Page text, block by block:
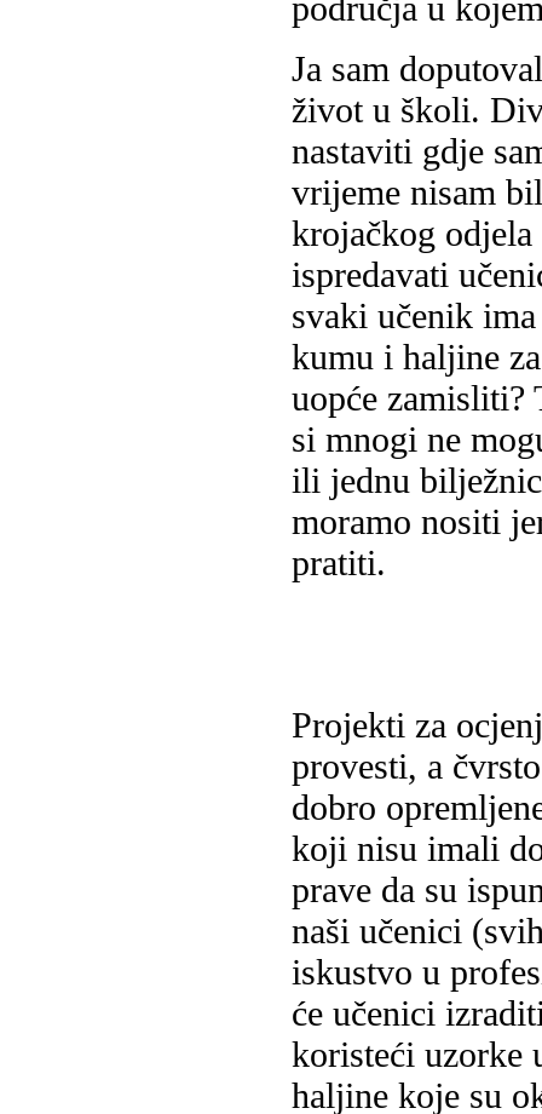
Ja sam
život u školi.
nastaviti gdje
vrijeme nisam
krojačkog
ispredavati
svaki učenik
kumu i haljine
uopće zamisliti?
si mnogi ne
ili jednu
moramo nositi
pratiti.
Projekti za
provesti, a
dobro
koji nisu imali
prave da su
naši učenici
iskustvo u
će učenici
koristeći uzorke
haljine koje su